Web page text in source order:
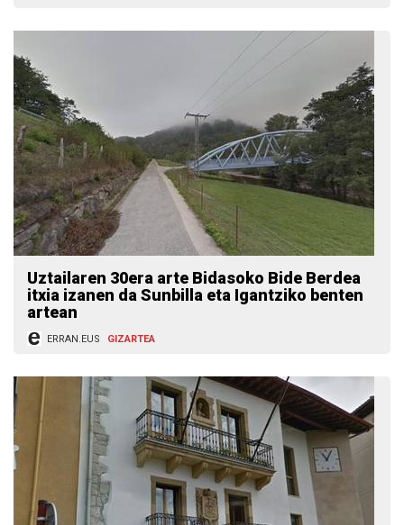
Uztailaren 30era arte Bidasoko Bide Berdea
itxia izanen da Sunbilla eta Igantziko benten
artean
ERRAN.EUS GIZARTEA